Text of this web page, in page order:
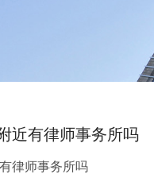
近有律师事务所吗
律师事务所吗